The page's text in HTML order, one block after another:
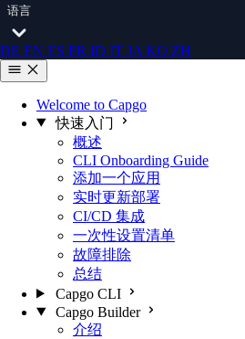
语言
DE EN ES FR ID IT JA KO ZH
Welcome to Capgo
快速入门
概述
CLI Onboarding Guide
添加一个应用
实时更新部署
CI/CD 集成
一次性设置清单
故障排除
总结
Capgo CLI
Capgo Builder
介绍